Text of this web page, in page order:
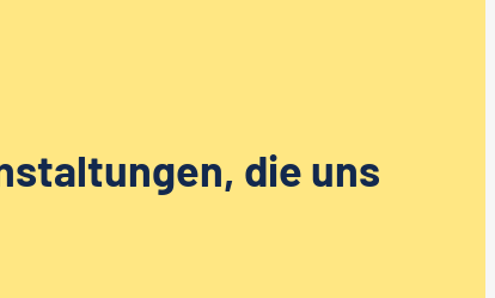
die uns